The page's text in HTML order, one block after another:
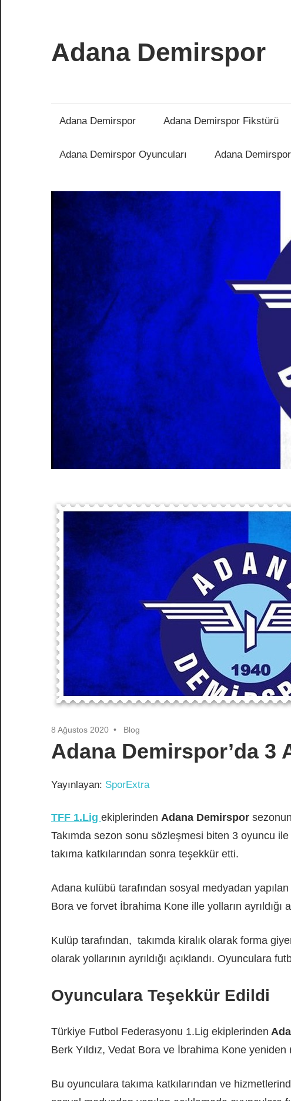
Adana Demirspor
Adana Demirspor Adana Demirspor Fikstürü
Adana Demirspor Oyuncuları Adana
8 Ağustos 2020 Blog
Adana Demirspor’da 3
Yayınlayan: SporExtra
TFF 1.Lig ekiplerinden Adana Demirspor
Takımda sezon sonu sözleşmesi biten 3 oyuncu ile
takıma katkılarından sonra teşekkür etti.
Adana kulübü tarafından sosyal medyadan
Bora ve forvet İbrahima Kone ille yolların ayrıldığı
Kulüp tarafından, takımda kiralık olarak forma
olarak yollarının ayrıldığı açıklandı. Oyunculara
Oyunculara Teşekkür Edildi
Türkiye Futbol Federasyonu 1.Lig ekiplerinden
Berk Yıldız, Vedat Bora ve İbrahima Kone yeniden
Bu oyunculara takıma katkılarından ve